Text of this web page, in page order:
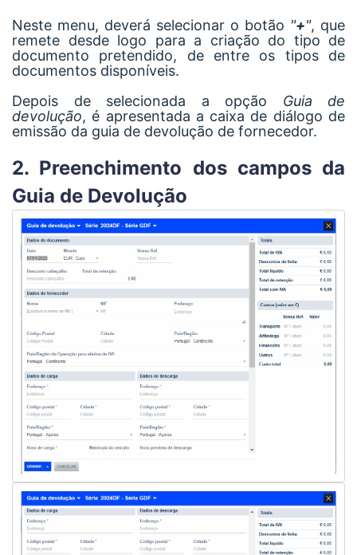
Neste menu, deverá selecionar o botão "+", que
remete desde logo para a criação do tipo de
documento pretendido, de entre os tipos de
documentos disponíveis.
Depois de selecionada a opção Guia de
devolução, é apresentada a caixa de diálogo de
emissão da guia de devolução de fornecedor.
2. Preenchimento dos campos da
Guia de Devolução